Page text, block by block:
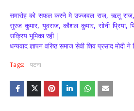
समारोह को सफल करने मे उज्जवल राज, ऋतू राज,
सुरज कुमार, युवराज, कौशल कुमार, सोनी प्रिया,
सक्रिय भूमिका रही |
धन्यवाद ज्ञापन वरिष्ठ समाज सेवी शिव प्रसाद मोदी ने
Tags: पटना